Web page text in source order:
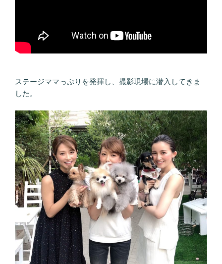
ステージママっぷりを発揮し、撮影現場に潜入してきま
した。